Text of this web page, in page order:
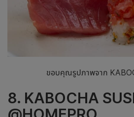
ขอบคุณรูปภาพจาก
8. KABOCHA